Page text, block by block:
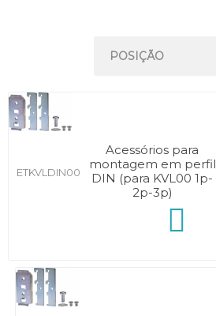
ETKVLDIN00
Acessórios para
montagem em perfil
DIN (para KVL00 1p-
2p-3p)